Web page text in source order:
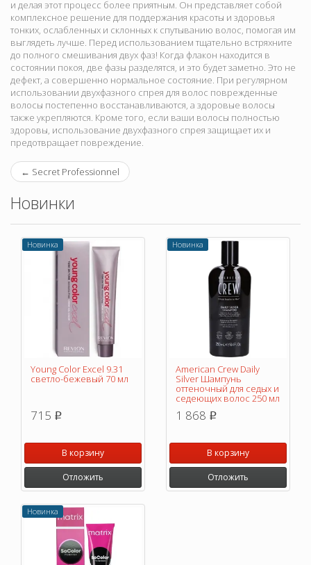
и делая этот процесс более приятным. Он представляет собой
комплексное решение для поддержания красоты и здоровья
тонких, ослабленных и склонных к спутыванию волос, помогая им
выглядеть лучше. Перед использованием тщательно встряхните
до полного смешивания двух фаз! Когда флакон находится в
состоянии покоя, две фазы разделятся, и это будет заметно. Это не
дефект, а совершенно нормальное состояние. При регулярном
использовании двухфазного спрея для волос поврежденные
волосы постепенно восстанавливаются, а здоровые волосы
также укрепляются. Кроме того, если ваши волосы полностью
здоровы, использование двухфазного спрея защищает их и
предотвращает повреждение.
← Secret Professionnel
Новинки
Новинка
Young Color Excel 9.31
светло-бежевый 70 мл
715 p
В корзину
Отложить
Новинка
American Crew Daily
Silver Шампунь
оттеночный для седых и
седеющих волос 250 мл
1 868 p
В корзину
Отложить
Новинка